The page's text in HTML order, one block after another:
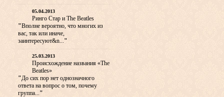
05.04.2013
Ринго Стар и The Beatles
"Вполне вероятно, что многих из
вас, так или иначе,
заинтересуют&n..."
25.03.2013
Происхождение названия «The
Beatles»
"До сих пор нет однозначного
ответа на вопрос о том, почему
группа..."